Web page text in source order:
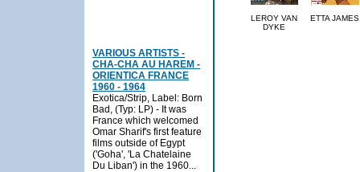
VARIOUS ARTISTS -
CHA-CHA AU HAREM -
ORIENTICA FRANCE
1960 - 1964
Exotica/Strip, Label: Born
Bad, (Typ: LP) - It was
France which welcomed
Omar Sharif's first feature
films outside of Egypt
('Goha', 'La Chatelaine
Du Liban') in the 1960...
LEROY VAN
DYKE
ETTA JAMES